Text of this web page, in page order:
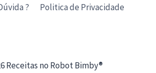
?
Politica de Privacidade
Receitas no Robot Bimby®